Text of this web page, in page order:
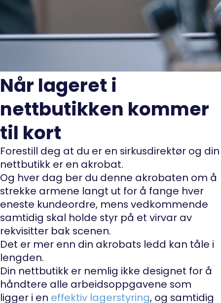
Når lageret i
nettbutikken kommer
til kort
Forestill deg at du er en sirkusdirektør og din
nettbutikk er en akrobat.
Og hver dag ber du denne akrobaten om å
strekke armene langt ut for å fange hver
eneste kundeordre, mens vedkommende
samtidig skal holde styr på et virvar av
rekvisitter bak scenen.
Det er mer enn din akrobats ledd kan tåle i
lengden.
Din nettbutikk er nemlig ikke designet for å
håndtere alle arbeidsoppgavene som
ligger i en effektiv lagerstyring, og samtidig